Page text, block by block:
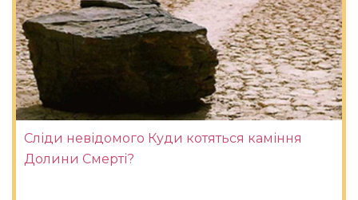
Сліди невідомого Куди котяться каміння
Долини Смерті?